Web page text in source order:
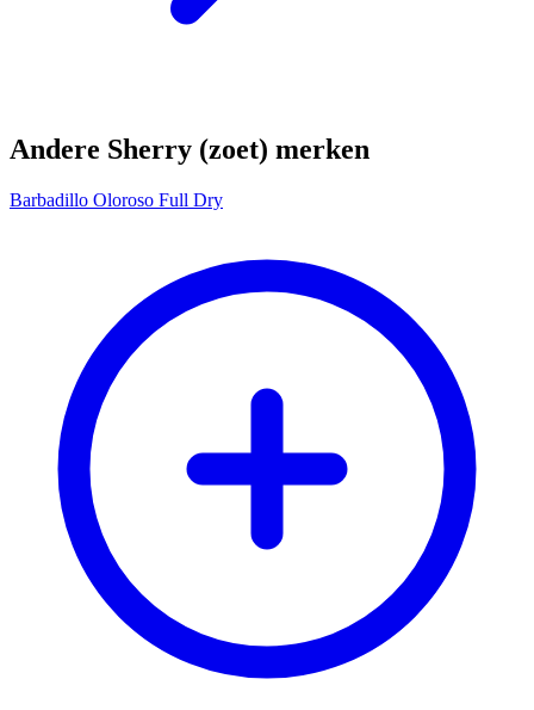
Andere Sherry (zoet) merken
Barbadillo Oloroso Full Dry